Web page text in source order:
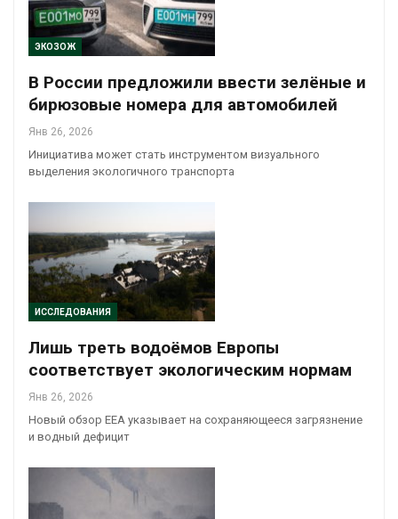
ЭКОЗОЖ
В России предложили ввести зелёные и
бирюзовые номера для автомобилей
Янв 26, 2026
Инициатива может стать инструментом визуального
выделения экологичного транспорта
ИССЛЕДОВАНИЯ
Лишь треть водоёмов Европы
соответствует экологическим нормам
Янв 26, 2026
Новый обзор EEA указывает на сохраняющееся загрязнение
и водный дефицит